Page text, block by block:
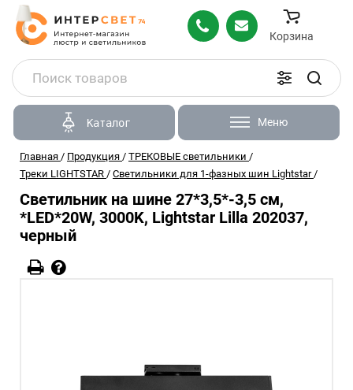
Корзина
Каталог Меню
Главная / Продукция / ТРЕКОВЫЕ светильники /
Треки LIGHTSTAR / Светильники для 1-фазных шин Lightstar /
Светильник на шине 27*3,5*-3,5 см,
*LED*20W, 3000K, Lightstar Lilla 202037,
черный